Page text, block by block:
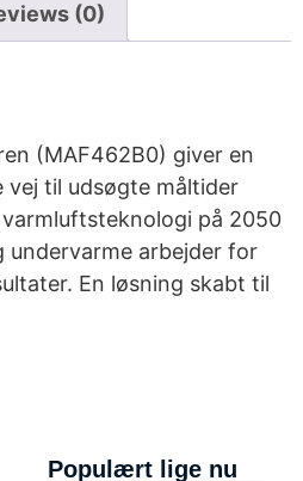
(0)
(MAF462B0) giver en
til udsøgte måltider
på 2050
undervarme arbejder for
En løsning skabt til
Populært lige nu